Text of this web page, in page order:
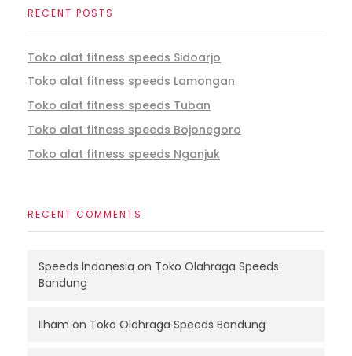
RECENT POSTS
Toko alat fitness speeds Sidoarjo
Toko alat fitness speeds Lamongan
Toko alat fitness speeds Tuban
Toko alat fitness speeds Bojonegoro
Toko alat fitness speeds Nganjuk
RECENT COMMENTS
Speeds Indonesia on Toko Olahraga Speeds
Bandung
Ilham on Toko Olahraga Speeds Bandung